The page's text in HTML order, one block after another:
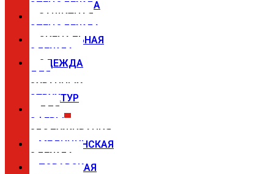
СПЕЦОДЕЖДА
ЗАЩИТНАЯ
СПЕЦОДЕЖДА
СИГНАЛЬНАЯ
ОДЕЖДА
ОДЕЖДА
ДЛЯ
ОХРАННЫХ
СТРУКТУР
ДЛЯ
СФЕРЫ
ОБСЛУЖИВАНИЯ
МЕДИЦИНСКАЯ
ОДЕЖДА
ПОВАРСКАЯ